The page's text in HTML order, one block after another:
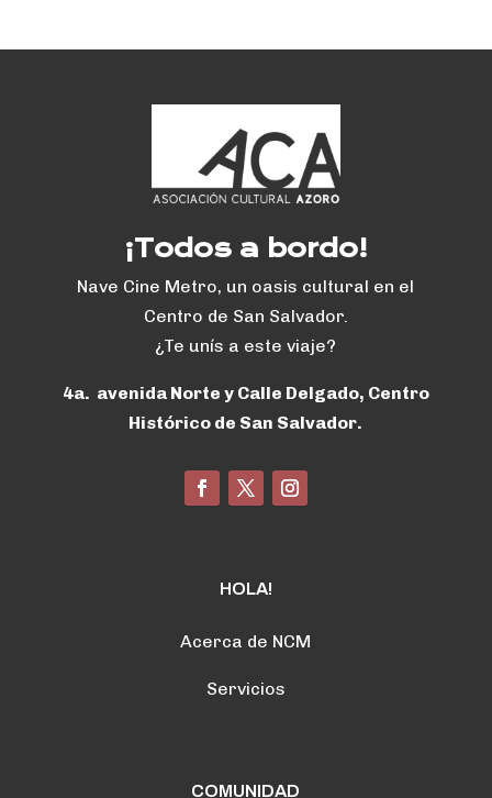
¡Todos a bordo!
Nave Cine Metro, un oasis cultural en el
Centro de San Salvador.
¿Te unís a este viaje?
4a. avenida Norte y Calle Delgado, Centro
Histórico de San Salvador.
HOLA!
Acerca de NCM
Servicios
COMUNIDAD